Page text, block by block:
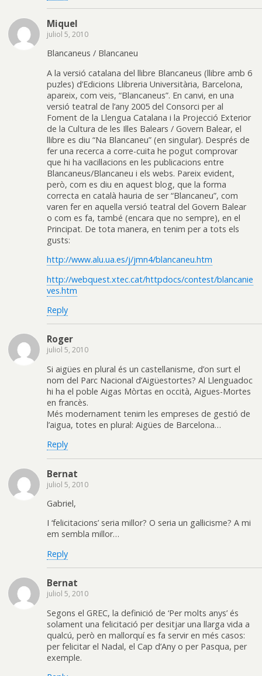
Miquel
juliol 5, 2010
Blancaneus / Blancaneu
A la versió catalana del llibre Blancaneus (llibre amb 6
puzles) d’Edicions Llibreria Universitària, Barcelona,
apareix, com veis, “Blancaneus”. En canvi, en una
versió teatral de l’any 2005 del Consorci per al
Foment de la Llengua Catalana i la Projecció Exterior
de la Cultura de les Illes Balears / Govern Balear, el
llibre es diu “Na Blancaneu” (en singular). Després de
fer una recerca a corre-cuita he pogut comprovar
que hi ha vacil·lacions en les publicacions entre
Blancaneus/Blancaneu i els webs. Pareix evident,
però, com es diu en aquest blog, que la forma
correcta en català hauria de ser “Blancaneu”, com
varen fer en aquella versió teatral del Govern Balear
o com es fa, també (encara que no sempre), en el
Principat. De tota manera, en tenim per a tots els
gusts:
http://www.alu.ua.es/j/jmn4/blancaneu.htm
http://webquest.xtec.cat/httpdocs/contest/blancanie
ves.htm
Reply
Roger
juliol 5, 2010
Si aigües en plural és un castellanisme, d’on surt el
nom del Parc Nacional d’Aigüestortes? Al Llenguadoc
hi ha el poble Aigas Mòrtas en occità, Aigues-Mortes
en francès.
Més modernament tenim les empreses de gestió de
l’aigua, totes en plural: Aigües de Barcelona…
Reply
Bernat
juliol 5, 2010
Gabriel,
I ‘felicitacions’ seria millor? O seria un gal·licisme? A mi
em sembla millor…
Reply
Bernat
juliol 5, 2010
Segons el GREC, la definició de ‘Per molts anys’ és
solament una felicitació per desitjar una llarga vida a
qualcú, però en mallorquí es fa servir en més casos:
per felicitar el Nadal, el Cap d’Any o per Pasqua, per
exemple.